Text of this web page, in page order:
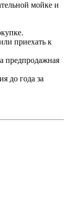
мойке и
приехать к
предпродажная
до года за